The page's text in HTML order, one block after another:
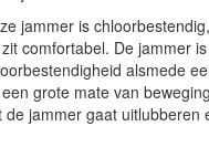
jammer is
comfortabel. De jammer
alsmede
grote mate van
de jammer gaat uitlubberen